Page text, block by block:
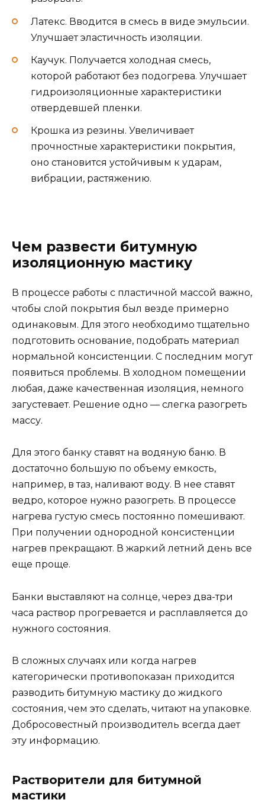
Латекс. Вводится в смесь в виде эмульсии.
Улучшает эластичность изоляции.
Каучук. Получается холодная смесь,
которой работают без подогрева. Улучшает
гидроизоляционные характеристики
отвердевшей пленки.
Крошка из резины. Увеличивает
прочностные характеристики покрытия,
оно становится устойчивым к ударам,
вибрации, растяжению.
Чем развести битумную
изоляционную мастику
В процессе работы с пластичной массой важно,
чтобы слой покрытия был везде примерно
одинаковым. Для этого необходимо тщательно
подготовить основание, подобрать материал
нормальной консистенции. С последним могут
появиться проблемы. В холодном помещении
любая, даже качественная изоляция, немного
загустевает. Решение одно — слегка разогреть
массу.
Для этого банку ставят на водяную баню. В
достаточно большую по объему емкость,
например, в таз, наливают воду. В нее ставят
ведро, которое нужно разогреть. В процессе
нагрева густую смесь постоянно помешивают.
При получении однородной консистенции
нагрев прекращают. В жаркий летний день все
еще проще.
Банки выставляют на солнце, через два-три
часа раствор прогревается и расплавляется до
нужного состояния.
В сложных случаях или когда нагрев
категорически противопоказан приходится
разводить битумную мастику до жидкого
состояния, чем это сделать, читают на упаковке.
Добросовестный производитель всегда дает
эту информацию.
Растворители для битумной
мастики